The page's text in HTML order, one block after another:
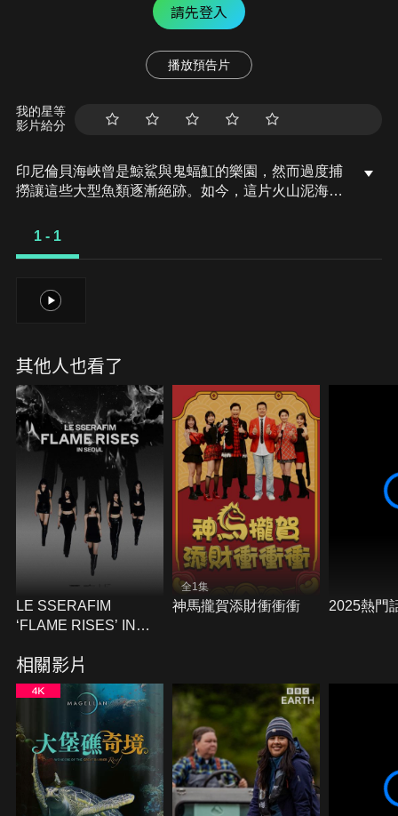
請先登入
播放預告片
我的星等
影片給分
印尼倫貝海峽曾是鯨鯊與鬼蝠魟的樂園，然而過度捕
撈讓這些大型魚類逐漸絕跡。如今，這片火山泥海床
然崛起。其中最令人驚奇的，是那些會「走路」的
存遊戲。本片將帶你潛入這片奇異世界，一窺那些你
從未見過、卻真實存在的深海怪咖們。
1 - 1
1
其他人也看了
LE SSERAFIM
‘FLAME RISES’ IN
全1集
神馬攏賀添財衝衝衝 2025熱門
相關影片